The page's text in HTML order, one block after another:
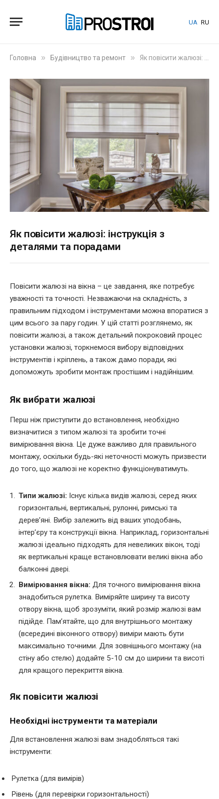
UA RU
Головна » Будівництво та ремонт » Як повісити жалюзі: інструкція з деталями та порадами
Як повісити жалюзі: інструкція з
деталями та порадами
Повісити жалюзі на вікна – це завдання, яке потребує
уважності та точності. Незважаючи на складність, з
правильним підходом і інструментами можна впоратися з
цим всього за пару годин. У цій статті розглянемо, як
повісити жалюзі, а також детальний покроковий процес
установки жалюзі, торкнемося вибору відповідних
інструментів і кріплень, а також дамо поради, які
допоможуть зробити монтаж простішим і надійнішим.
Як вибрати жалюзі
Перш ніж приступити до встановлення, необхідно
визначитися з типом жалюзі та зробити точні
вимірювання вікна. Це дуже важливо для правильного
монтажу, оскільки будь-які неточності можуть призвести
до того, що жалюзі не коректно функціонуватимуть.
Типи жалюзі: Існує кілька видів жалюзі, серед яких
горизонтальні, вертикальні, рулонні, римські та
дерев’яні. Вибір залежить від ваших уподобань,
інтер’єру та конструкції вікна. Наприклад, горизонтальні
жалюзі ідеально підходять для невеликих вікон, тоді
як вертикальні краще встановлювати великі вікна або
балконні двері.
Вимірювання вікна: Для точного вимірювання вікна
знадобиться рулетка. Виміряйте ширину та висоту
отвору вікна, щоб зрозуміти, який розмір жалюзі вам
підійде. Пам’ятайте, що для внутрішнього монтажу
(всередині віконного отвору) виміри мають бути
максимально точними. Для зовнішнього монтажу (на
стіну або стелю) додайте 5-10 см до ширини та висоті
для кращого перекриття вікна.
Як повісити жалюзі
Необхідні інструменти та матеріали
Для встановлення жалюзі вам знадобляться такі
інструменти:
Рулетка (для вимірів)
Рівень (для перевірки горизонтальності)